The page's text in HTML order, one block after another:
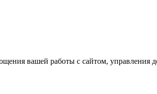
вашей работы с сайтом,